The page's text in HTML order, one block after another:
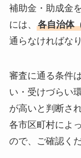
補助金・助成金
には、 各自治体
通らなければな
審査に通る条件
い・受けづらい
が高いと判断さ
各市区町村によ
ので、ご確認くだ